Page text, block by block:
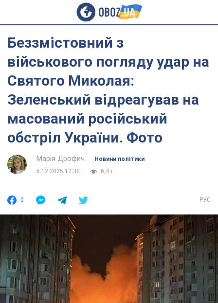
Беззмістовний з
військового погляду удар на
Святого Миколая:
Зеленський відреагував на
масований російський
обстріл України. Фото
Марія Дрофич
Новини політики
6.12.2025 12:38
6,4 т.
0 РУС